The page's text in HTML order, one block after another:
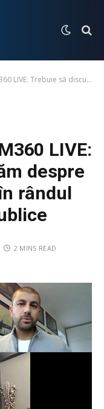
despre șomaj tehnic și în rândul instituțiilor publice
LIVE:
despre
rândul
2 MINS READ